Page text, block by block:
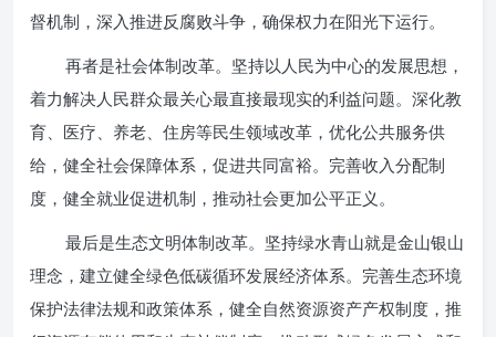
督机制，深入推进反腐败斗争，确保权力在阳光下运行。
再者是社会体制改革。坚持以人民为中心的发展思想，
着力解决人民群众最关心最直接最现实的利益问题。深化教
育、医疗、养老、住房等民生领域改革，优化公共服务供
给，健全社会保障体系，促进共同富裕。完善收入分配制
度，健全就业促进机制，推动社会更加公平正义。
最后是生态文明体制改革。坚持绿水青山就是金山银山
理念，建立健全绿色低碳循环发展经济体系。完善生态环境
保护法律法规和政策体系，健全自然资源资产产权制度，推